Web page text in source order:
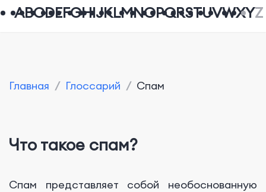
ABCDEFGHIJKLMNOPQRSTUVWXYZ
Главная / Глоссарий / Спам
Что такое спам?
Спам представляет собой необоснованную